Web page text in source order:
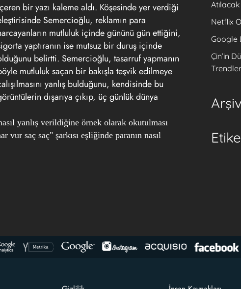
bir yazı kaleme aldı. Köşesinde yer verdiği
Semercioğlu, reklamın para
mutluluk içinde gününü gün ettiğini,
yaptıranın ise mutsuz bir duruş içinde
belirtti. Semercioğlu, tasarruf yapmanın
mutluluk saçan bir bakışla teşvik edilmeye
yanlış bulduğunu, kendisinde bu
dışarıya çıkıp, üç günlük dünya
yanlış verildiğine örnek olarak okutulması
saç saç" şarkısı eşliğinde paranın nasıl
Atılacak
Netflix
Google
Çin’in
Arşiv